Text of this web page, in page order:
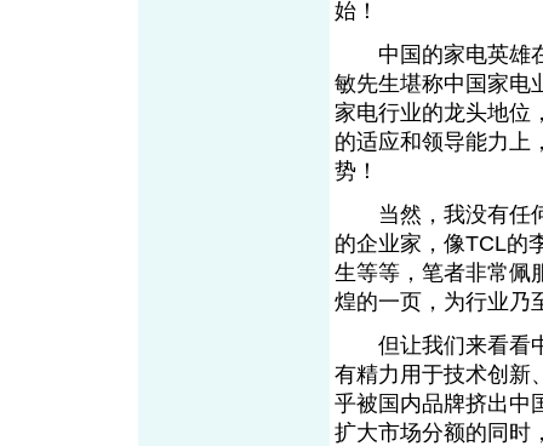
始！
中国的家电英雄在
敏先生堪称中国家电
家电行业的龙头地位
的适应和领导能力上
势！
当然，我没有任何
的企业家，像TCL的
生等等，笔者非常佩
煌的一页，为行业乃
但让我们来看看中
有精力用于技术创新
乎被国内品牌挤出中
扩大市场分额的同时